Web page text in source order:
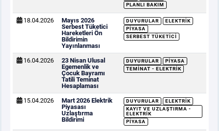
PLANLI BAKIM
18.04.2026
Mayıs 2026
Serbest Tüketici
Hareketleri Ön
Bildirimin
Yayınlanması
DUYURULAR
ELEKTRIK
PIYASA
SERBEST TÜKETICI
16.04.2026
23 Nisan Ulusal
Egemenlik ve
Çocuk Bayramı
Tatili Teminat
Hesaplaması
DUYURULAR
PIYASA
TEMINAT - ELEKTRIK
15.04.2026
Mart 2026 Elektrik
Piyasası
Uzlaştırma
Bildirimi
DUYURULAR
ELEKTRIK
KAYIT VE UZLAŞTIRMA -
ELEKTRIK
PIYASA